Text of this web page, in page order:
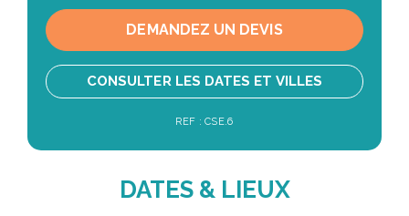
DEMANDEZ UN DEVIS
CONSULTER LES DATES ET VILLES
REF : CSE.6
DATES & LIEUX